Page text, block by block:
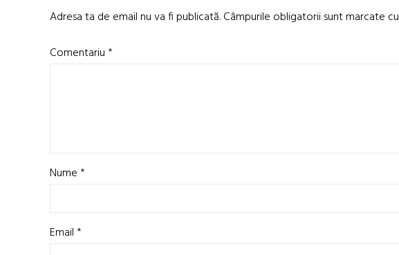
Adresa ta de email nu va fi publicată.Câmpurile obligatorii sunt marcate cu
Comentariu*
Nume*
Email*